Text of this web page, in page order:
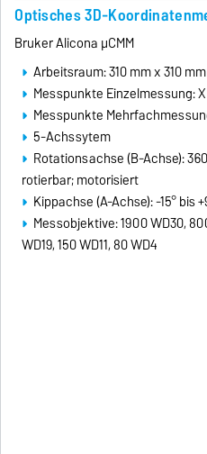
Optisches 3D-
Bruker Alicona µCMM
Arbeitsraum: 310 mm x 310
Messpunkte Einzelmessung: X
Messpunkte
5-Achssytem
Rotationsachse (B-Achse):
rotierbar; motorisiert
Kippachse (A-Achse): -15° bis
Messobjektive: 1900 WD30,
WD19, 150 WD11, 80 WD4